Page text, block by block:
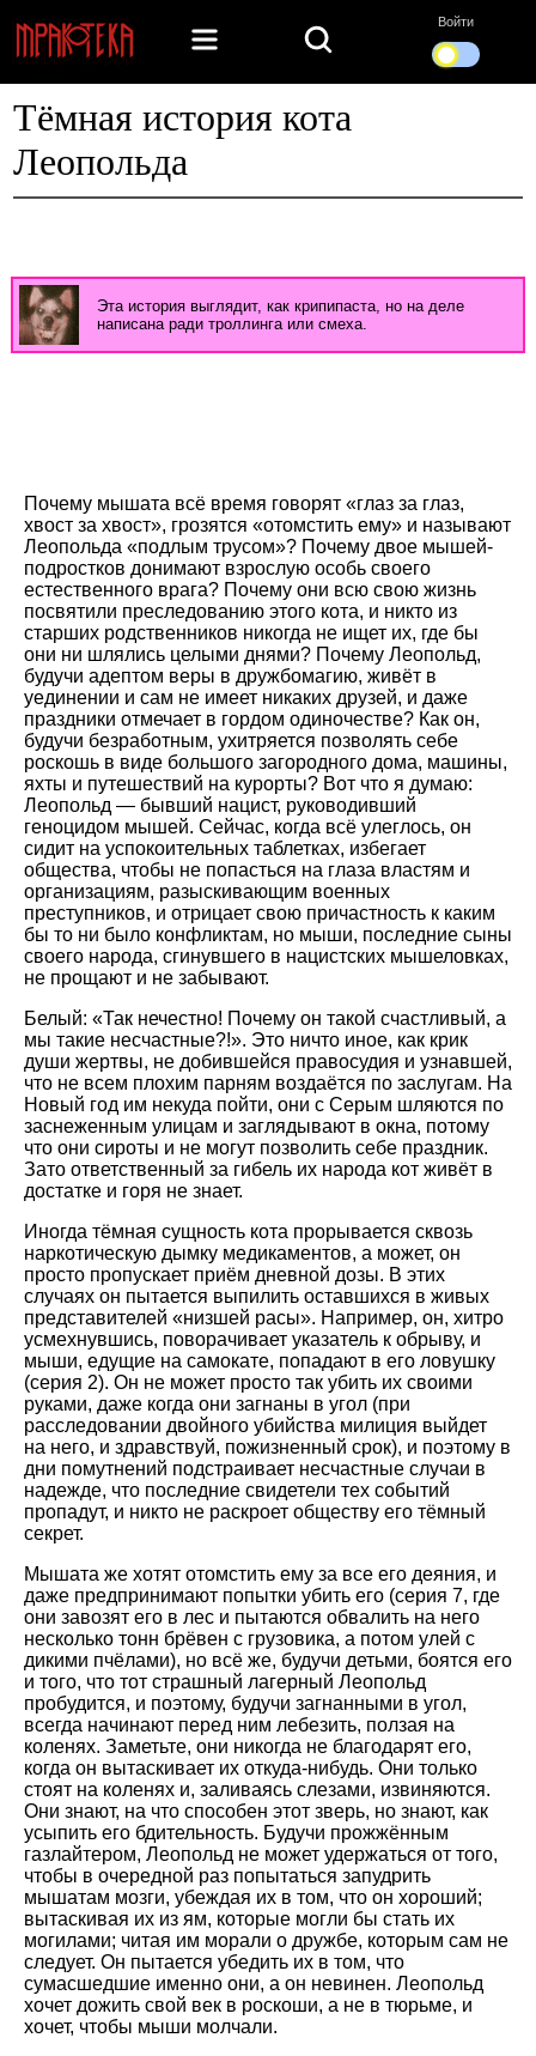
Войти
Тёмная история кота
Леопольда
Эта история выглядит, как крипипаста, но на деле
написана ради троллинга или смеха.
Почему мышата всё время говорят «глаз за глаз,
хвост за хвост», грозятся «отомстить ему» и называют
Леопольда «подлым трусом»? Почему двое мышей-
подростков донимают взрослую особь своего
естественного врага? Почему они всю свою жизнь
посвятили преследованию этого кота, и никто из
старших родственников никогда не ищет их, где бы
они ни шлялись целыми днями? Почему Леопольд,
будучи адептом веры в дружбомагию, живёт в
уединении и сам не имеет никаких друзей, и даже
праздники отмечает в гордом одиночестве? Как он,
будучи безработным, ухитряется позволять себе
роскошь в виде большого загородного дома, машины,
яхты и путешествий на курорты? Вот что я думаю:
Леопольд — бывший нацист, руководивший
геноцидом мышей. Сейчас, когда всё улеглось, он
сидит на успокоительных таблетках, избегает
общества, чтобы не попасться на глаза властям и
организациям, разыскивающим военных
преступников, и отрицает свою причастность к каким
бы то ни было конфликтам, но мыши, последние сыны
своего народа, сгинувшего в нацистских мышеловках,
не прощают и не забывают.
Белый: «Так нечестно! Почему он такой счастливый, а
мы такие несчастные?!». Это ничто иное, как крик
души жертвы, не добившейся правосудия и узнавшей,
что не всем плохим парням воздаётся по заслугам. На
Новый год им некуда пойти, они с Серым шляются по
заснеженным улицам и заглядывают в окна, потому
что они сироты и не могут позволить себе праздник.
Зато ответственный за гибель их народа кот живёт в
достатке и горя не знает.
Иногда тёмная сущность кота прорывается сквозь
наркотическую дымку медикаментов, а может, он
просто пропускает приём дневной дозы. В этих
случаях он пытается выпилить оставшихся в живых
представителей «низшей расы». Например, он, хитро
усмехнувшись, поворачивает указатель к обрыву, и
мыши, едущие на самокате, попадают в его ловушку
(серия 2). Он не может просто так убить их своими
руками, даже когда они загнаны в угол (при
расследовании двойного убийства милиция выйдет
на него, и здравствуй, пожизненный срок), и поэтому в
дни помутнений подстраивает несчастные случаи в
надежде, что последние свидетели тех событий
пропадут, и никто не раскроет обществу его тёмный
секрет.
Мышата же хотят отомстить ему за все его деяния, и
даже предпринимают попытки убить его (серия 7, где
они завозят его в лес и пытаются обвалить на него
несколько тонн брёвен с грузовика, а потом улей с
дикими пчёлами), но всё же, будучи детьми, боятся его
и того, что тот страшный лагерный Леопольд
пробудится, и поэтому, будучи загнанными в угол,
всегда начинают перед ним лебезить, ползая на
коленях. Заметьте, они никогда не благодарят его,
когда он вытаскивает их откуда-нибудь. Они только
стоят на коленях и, заливаясь слезами, извиняются.
Они знают, на что способен этот зверь, но знают, как
усыпить его бдительность. Будучи прожжённым
газлайтером, Леопольд не может удержаться от того,
чтобы в очередной раз попытаться запудрить
мышатам мозги, убеждая их в том, что он хороший;
вытаскивая их из ям, которые могли бы стать их
могилами; читая им морали о дружбе, которым сам не
следует. Он пытается убедить их в том, что
сумасшедшие именно они, а он невинен. Леопольд
хочет дожить свой век в роскоши, а не в тюрьме, и
хочет, чтобы мыши молчали.